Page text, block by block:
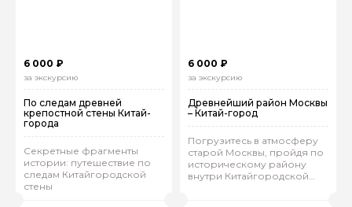
6 000 ₽
за экскурсию
По следам древней
крепостной стены Китай-
города
Секретные фрагменты
истории: путешествие по
следам Китайгородской
стены
6 000 ₽
за экскурсию
Древнейший район Москвы
– Китай-город
Погрузитесь в атмосферу
старой Москвы, пройдя по
историческому району
внутри Китайгородской